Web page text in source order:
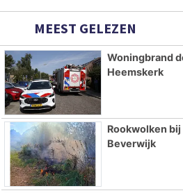
MEEST GELEZEN
Woningbrand
Heemskerk
Rookwolken
Beverwijk